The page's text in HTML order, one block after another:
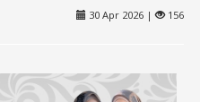
30 Apr 2026 | 156